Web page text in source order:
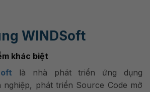
WINDSoft
khác biệt
là nhà phát triển ứng dụng
nghiệp, phát triển Source Code mở